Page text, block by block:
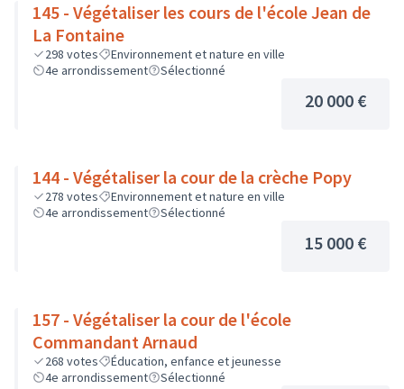
145 - Végétaliser les cours de l'école Jean de
La Fontaine
298 votes
Environnement et nature en ville
4e arrondissement
Sélectionné
20 000 €
144 - Végétaliser la cour de la crèche Popy
278 votes
Environnement et nature en ville
4e arrondissement
Sélectionné
15 000 €
157 - Végétaliser la cour de l'école
Commandant Arnaud
268 votes
Éducation, enfance et jeunesse
4e arrondissement
Sélectionné